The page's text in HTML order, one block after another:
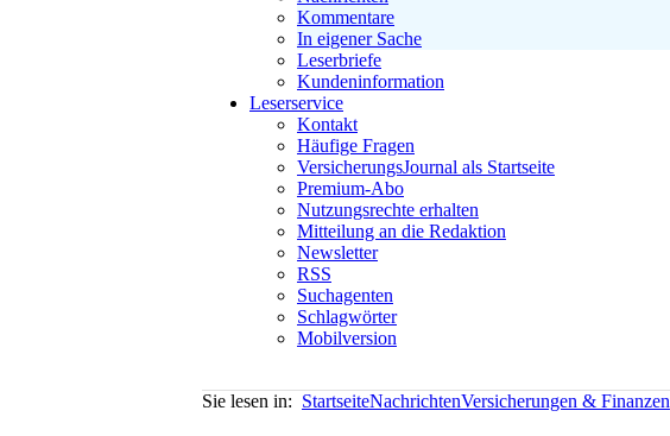
Kommentare
In eigener Sache
Leserbriefe
Kundeninformation
Leserservice
Kontakt
Häufige Fragen
VersicherungsJournal als Startseite
Premium-Abo
Nutzungsrechte erhalten
Mitteilung an die Redaktion
Newsletter
RSS
Suchagenten
Schlagwörter
Mobilversion
Sie lesen in: StartseiteNachrichtenVersicherungen & Finanzen